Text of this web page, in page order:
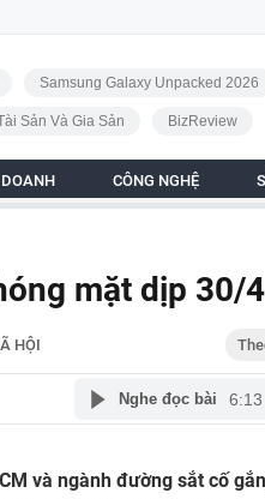
Samsung Galaxy Unpacked 2026
Sản Và Gia Sản BizReview
CÔNG NGHỆ
mặt dịp 30/
HỘI
Nghe đọc bài 6:13
và ngành đường sắt cố